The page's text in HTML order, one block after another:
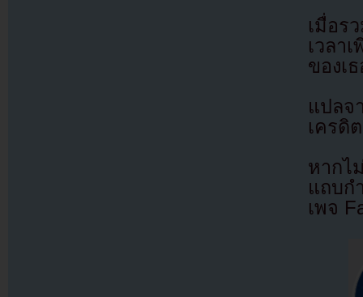
เมื่อร
เวลา
ของเ
แปล
เครดิ
หากไ
แถบก
เพจ